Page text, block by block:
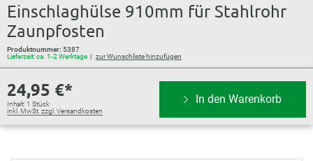
Einschlaghülse 910mm für Stahlrohr
Zaunpfosten
Produktnummer: 5387
Lieferzeit: ca. 1-2 Werktage
zur Wunschliste hinzufügen
24,95 €*
Inhalt: 1 Stück
inkl. MwSt. zzgl. Versandkosten
In den Warenkorb